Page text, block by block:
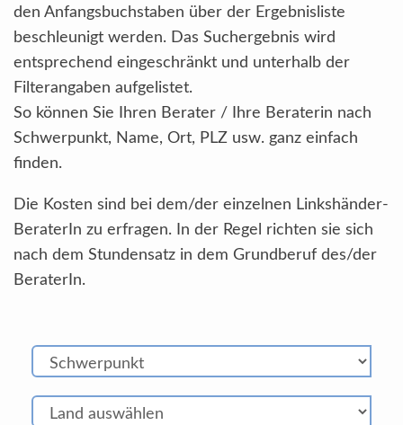
den Anfangsbuchstaben über der Ergebnisliste
beschleunigt werden. Das Suchergebnis wird
entsprechend eingeschränkt und unterhalb der
Filterangaben aufgelistet.
So können Sie Ihren Berater / Ihre Beraterin nach
Schwerpunkt, Name, Ort, PLZ usw. ganz einfach
finden.
Die Kosten sind bei dem/der einzelnen Linkshänder-
BeraterIn zu erfragen. In der Regel richten sie sich
nach dem Stundensatz in dem Grundberuf des/der
BeraterIn.